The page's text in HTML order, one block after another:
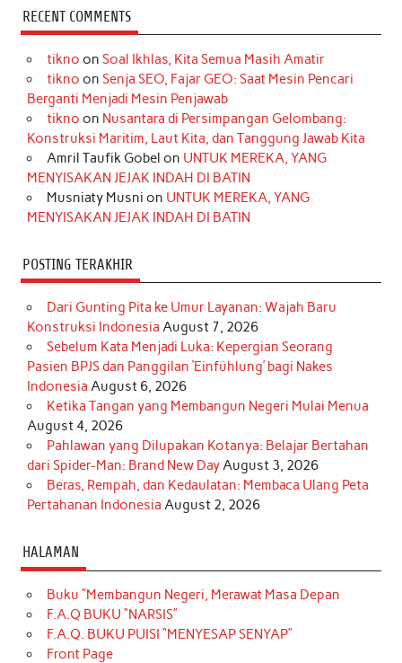
c
e
b
o
k
s
t
a
r
a
m
k
T
o
k
t
e
r
e
s
t
k
e
d
I
n
t
t
r
T
u
e
RECENT COMMENTS
tikno on Soal Ikhlas, Kita Semua Masih Amatir
tikno on Senja SEO, Fajar GEO: Saat Mesin Pencari
Berganti Menjadi Mesin Penjawab
tikno on Nusantara di Persimpangan Gelombang:
Konstruksi Maritim, Laut Kita, dan Tanggung Jawab Kita
Amril Taufik Gobel on UNTUK MEREKA, YANG
MENYISAKAN JEJAK INDAH DI BATIN
Musniaty Musni on UNTUK MEREKA, YANG
MENYISAKAN JEJAK INDAH DI BATIN
POSTING TERAKHIR
Dari Gunting Pita ke Umur Layanan: Wajah Baru
Konstruksi Indonesia August 7, 2026
Sebelum Kata Menjadi Luka: Kepergian Seorang
Pasien BPJS dan Panggilan ‘Einfühlung’ bagi Nakes
Indonesia August 6, 2026
Ketika Tangan yang Membangun Negeri Mulai Menua
August 4, 2026
Pahlawan yang Dilupakan Kotanya: Belajar Bertahan
dari Spider-Man: Brand New DayAugust 3, 2026
Beras, Rempah, dan Kedaulatan: Membaca Ulang Peta
Pertahanan Indonesia August 2, 2026
HALAMAN
Buku “Membangun Negeri, Merawat Masa Depan
F.A.Q BUKU “NARSIS”
F.A.Q. BUKU PUISI “MENYESAP SENYAP”
Front Page